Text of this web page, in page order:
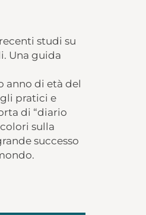
studi su
Una guida
anno di età del
pratici e
di “diario
sulla
successo